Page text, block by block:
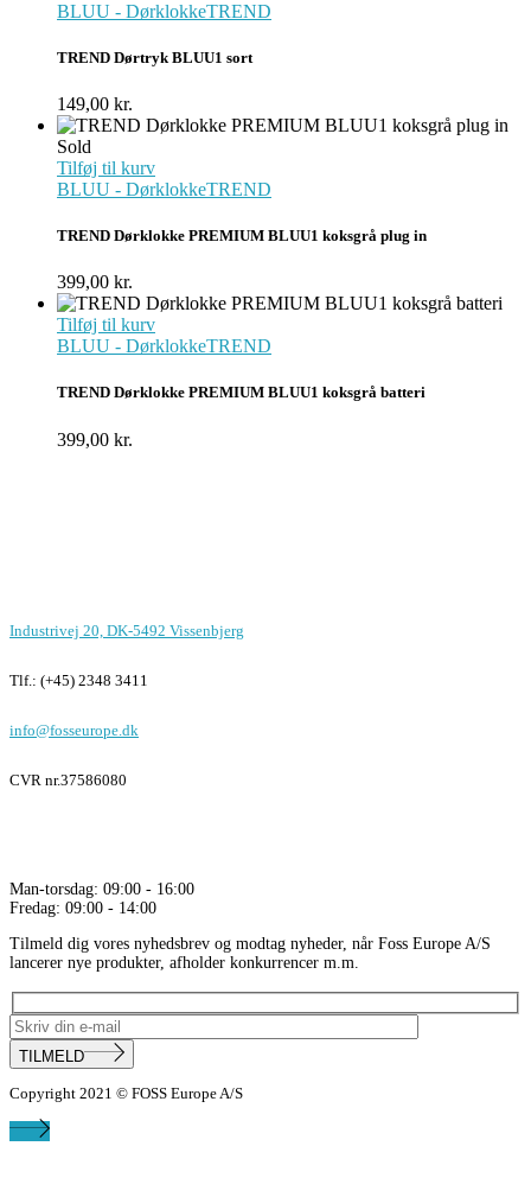
BLUU - DørklokkeTREND
TREND Dørtryk BLUU1 sort
149,00 kr.
Sold
Tilføj til kurv
BLUU - DørklokkeTREND
TREND Dørklokke PREMIUM BLUU1 koksgrå plug in
399,00 kr.
Tilføj til kurv
BLUU - DørklokkeTREND
TREND Dørklokke PREMIUM BLUU1 koksgrå batteri
399,00 kr.
Industrivej 20, DK-5492 Vissenbjerg
Tlf.: (+45) 2348 3411
info@fosseurope.dk
CVR nr.37586080
Man-torsdag: 09:00 - 16:00
Fredag: 09:00 - 14:00
Tilmeld dig vores nyhedsbrev og modtag nyheder, når Foss Europe A/S
lancerer nye produkter, afholder konkurrencer m.m.
TILMELD
Copyright 2021 © FOSS Europe A/S